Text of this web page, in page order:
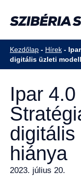
Ipar
digitális
hiánya
2023. július 20.
Kezdőlap - Hírek -
digitális üzleti